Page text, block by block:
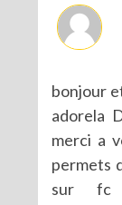
bonjour
adorela
merci a
permets
sur fc